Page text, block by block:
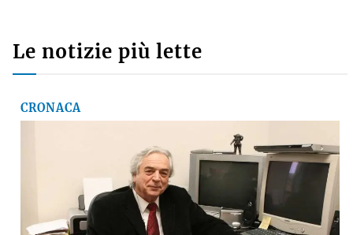
Le notizie più lette
CRONACA